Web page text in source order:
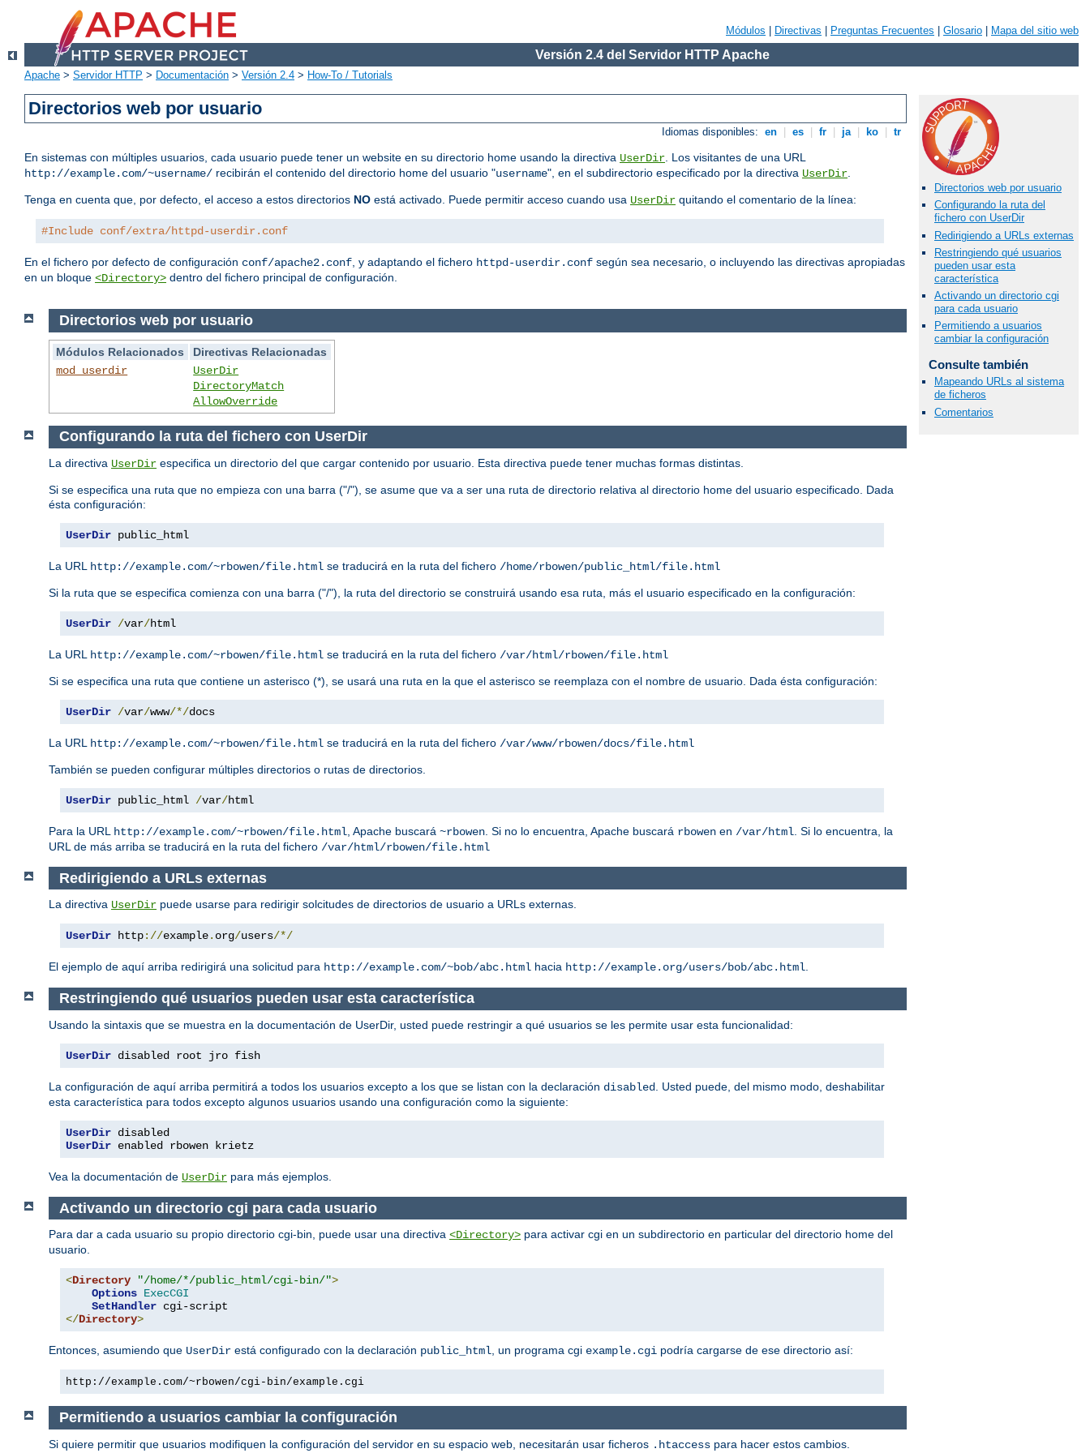
Módulos Directivas Preguntas Frecuentes Glosario Mapa del sitio web
Versión 2.4 del Servidor HTTP Apache
Apache > Servidor HTTP > Documentación > Versión 2.4 > How-To / Tutorials
Directorios web por usuario
Idiomas disponibles: en es fr ja ko tr
En sistemas con múltiples usuarios, cada usuario puede tener un website en su directorio home usando la directiva UserDir. Los visitantes de una URL
http://example.com/~username/ recibirán el contenido del directorio home del usuario "username", en el subdirectorio especificado por la directiva UserDir.
Tenga en cuenta que, por defecto, el acceso a estos directorios NO está activado. Puede permitir acceso cuando usa UserDir quitando el comentario de la línea:
#Include conf/extra/httpd-userdir.conf
En el fichero por defecto de configuración conf/apache2.conf, y adaptando el fichero httpd-userdir.conf según sea necesario, o incluyendo las directivas apropiadas
en un bloque <Directory> dentro del fichero principal de configuración.
Directorios web por usuario
Configurando la ruta del
fichero con UserDir
Redirigiendo a URLs externas
Restringiendo qué usuarios
pueden usar esta
característica
Activando un directorio cgi
para cada usuario
Permitiendo a usuarios
cambiar la configuración
Consulte también
Mapeando URLs al sistema
de ficheros
Comentarios
Directorios web por usuario
Módulos Relacionados
Directivas Relacionadas
mod_userdir
UserDir
DirectoryMatch
AllowOverride
Configurando la ruta del fichero con UserDir
La directiva UserDir especifica un directorio del que cargar contenido por usuario. Esta directiva puede tener muchas formas distintas.
Si se especifica una ruta que no empieza con una barra ("/"), se asume que va a ser una ruta de directorio relativa al directorio home del usuario especificado. Dada
ésta configuración:
UserDir public_html
La URL http://example.com/~rbowen/file.html se traducirá en la ruta del fichero /home/rbowen/public_html/file.html
Si la ruta que se especifica comienza con una barra ("/"), la ruta del directorio se construirá usando esa ruta, más el usuario especificado en la configuración:
UserDir /var/html
La URL http://example.com/~rbowen/file.html se traducirá en la ruta del fichero /var/html/rbowen/file.html
Si se especifica una ruta que contiene un asterisco (*), se usará una ruta en la que el asterisco se reemplaza con el nombre de usuario. Dada ésta configuración:
UserDir /var/www/*/docs
La URL http://example.com/~rbowen/file.html se traducirá en la ruta del fichero /var/www/rbowen/docs/file.html
También se pueden configurar múltiples directorios o rutas de directorios.
UserDir public_html /var/html
Para la URL http://example.com/~rbowen/file.html , Apache buscará ~rbowen . Si no lo encuentra, Apache buscará rbowen en /var/html . Si lo encuentra, la
URL de más arriba se traducirá en la ruta del fichero /var/html/rbowen/file.html
Redirigiendo a URLs externas
La directiva UserDir puede usarse para redirigir solcitudes de directorios de usuario a URLs externas.
UserDir http://example. org/users/*/
El ejemplo de aquí arriba redirigirá una solicitud para http://example.com/~bob/abc.html hacia http://example.org/users/bob/abc.html.
Restringiendo qué usuarios pueden usar esta característica
Usando la sintaxis que se muestra en la documentación de UserDir, usted puede restringir a qué usuarios se les permite usar esta funcionalidad:
UserDir disabled root jro fish
La configuración de aquí arriba permitirá a todos los usuarios excepto a los que se listan con la declaración disabled
. Usted puede, del mismo modo, deshabilitar
esta característica para todos excepto algunos usuarios usando una configuración como la siguiente:
UserDir
UserDir enabled rbowen krietz
Vea la documentación de UserDir para más ejemplos.
Activando un directorio cgi para cada usuario
Para dar a cada usuario su propio directorio cgi-bin, puede usar una directiva <Directory> para activar cgi en un subdirectorio en particular del directorio home del
usuario.
<Directory "/home/*/public_html/cgi-bin/">
Options ExecCGI
SetHandler
</Directory>
Entonces, asumiendo que UserDir está configurado con la declaración public_html, un programa cgi example.cgi podría cargarse de ese directorio así:
http://example.com/~rbowen/cgi-bin/example.cgi
Permitiendo a usuarios cambiar la configuración
Si quiere permitir que usuarios modifiquen la configuración del servidor en su espacio web, necesitarán usar ficheros .htaccess para hacer estos cambios.